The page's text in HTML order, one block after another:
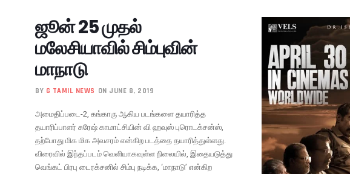
ஜூன் 25 முதல்
மலேசியாவில் சிம்புவின்
மாநாடு
BY G TAMIL NEWS ON JUNE 8, 2019
அமைதிப்படை-2, கங்காரு ஆகிய படங்களை தயாரித்த
தயாரிப்பாளர் சுரேஷ் காமாட்சியின் வி ஹவுஸ் புரொடக்சன்ஸ்,
தற்போது மிக மிக அவசரம் என்கிற படத்தை தயாரித்துள்ளது.
விரைவில் இந்தப்படம் வெளியாகவுள்ள நிலையில், இதையடுத்து
வெங்கட் பிரபு டைரக்சனில் சிம்பு நடிக்க, ‘மாநாடு’ என்கிற